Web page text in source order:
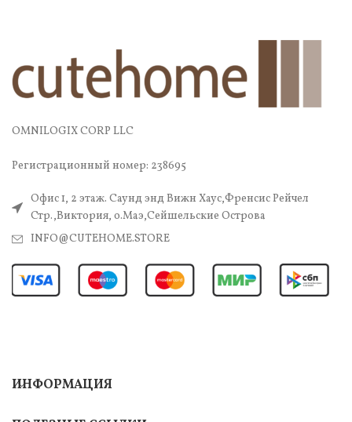
OMNILOGIX CORP LLC
Регистрационный номер: 238695
Офис 1, 2 этаж. Саунд энд Вижн Хаус,Френсис Рейчел
Стр.,Виктория, о.Маэ,Сейшельские Острова
INFO@CUTEHOME.STORE
ИНФОРМАЦИЯ